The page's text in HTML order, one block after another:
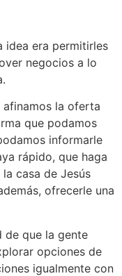
idea era permitirles
negocios a lo
afinamos la oferta
que podamos
informarle
rápido, que haga
casa de Jesús
ofrecerle una
de que la gente
opciones de
igualmente con